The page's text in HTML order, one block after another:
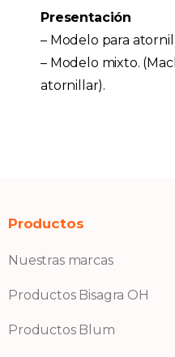
Presentación
– Modelo para
– Modelo mixto.
atornillar).
Productos
Nuestras marcas
Productos Bisagra OH
Productos Blum